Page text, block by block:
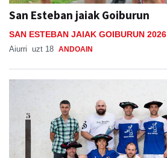
San Esteban jaiak Goiburun
SAN ESTEBAN JAIAK GOIBURUN 2026
Aiurri uzt 18 ANDOAIN